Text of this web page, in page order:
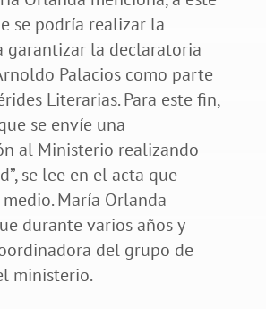
se podría realizar la
garantizar la declaratoria
Palacios como parte
Literarias. Para este fin,
se envíe una
al Ministerio realizando
se lee en el acta que
María Orlanda
durante varios años y
del grupo de
ministerio.